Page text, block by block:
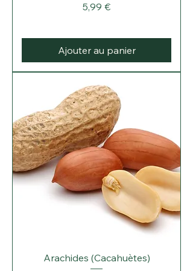
Prix
5,99 €
Ajouter au panier
Arachides (Cacahuètes)